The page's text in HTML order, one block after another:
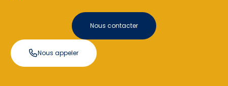
Nous contacter
Nous appeler